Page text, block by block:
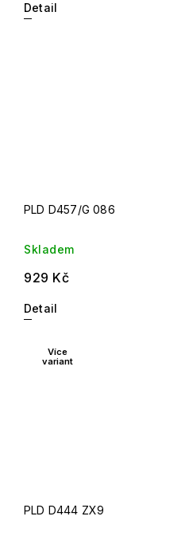
Detail
PLD D457/G 086
Skladem
929 Kč
Detail
Více
variant
PLD D444 ZX9